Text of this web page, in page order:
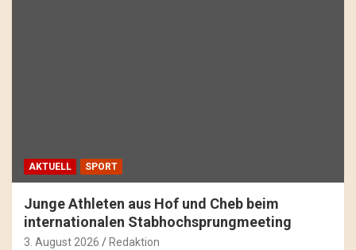
AKTUELL SPORT
Junge Athleten aus Hof und Cheb beim
internationalen Stabhochsprungmeeting
3. August 2026 Redaktion